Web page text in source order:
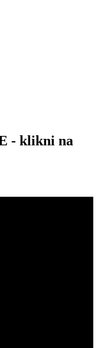
- klikni na